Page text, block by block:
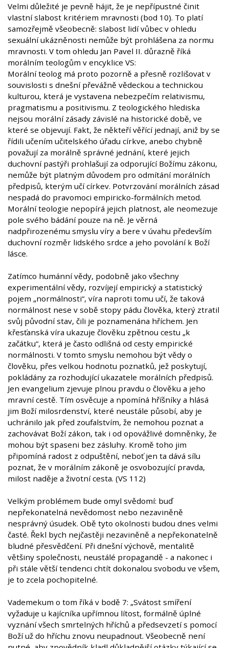
Velmi důležité je pevně hájit, že je nepřípustné činit
vlastní slabost kritériem mravnosti (bod 10). To platí
samozřejmě všeobecně: slabost lidí vůbec v ohledu
sexuální ukázněnosti nemůže být prohlášena za normu
mravnosti. V tom ohledu Jan Pavel II. důrazně říká
morálním teologům v encyklice VS:
Morální teolog má proto pozorně a přesně rozlišovat v
souvislosti s dnešní převážně vědeckou a technickou
kulturou, která je vystavena nebezpečím relativismu,
pragmatismu a positivismu. Z teologického hlediska
nejsou morální zásady závislé na historické době, ve
které se objevují. Fakt, že někteří věřící jednají, aniž by se
řídili učením učitelského úřadu církve, anebo chybně
považují za morálně správné jednání, které jejich
duchovní pastýři prohlašují za odporující Božímu zákonu,
nemůže být platným důvodem pro odmítání morálních
předpisů, kterým učí církev. Potvrzování morálních zásad
nespadá do pravomoci empiricko-formálních metod.
Morální teologie nepopírá jejich platnost, ale neomezuje
pole svého bádání pouze na ně. Je věrná
nadpřirozenému smyslu víry a bere v úvahu především
duchovní rozměr lidského srdce a jeho povolání k Boží
lásce.
Zatímco humánní vědy, podobně jako všechny
experimentální vědy, rozvíjejí empirický a statistický
pojem „normálnosti“, víra naproti tomu učí, že taková
normálnost nese v sobě stopy pádu člověka, který ztratil
svůj původní stav, čili je poznamenána hříchem. Jen
křesťanská víra ukazuje člověku zpětnou cestu „k
začátku“, která je často odlišná od cesty empirické
normálnosti. V tomto smyslu nemohou být vědy o
člověku, přes velkou hodnotu poznatků, jež poskytují,
pokládány za rozhodující ukazatele morálních předpisů.
Jen evangelium zjevuje plnou pravdu o člověku a jeho
mravní cestě. Tím osvěcuje a npomíná hříšníky a hlásá
jim Boží milosrdenství, které neustále působí, aby je
uchránilo jak před zoufalstvím, že nemohou poznat a
zachovávat Boží zákon, tak i od opovážlivé domněnky, že
mohou být spaseni bez zásluhy. Kromě toho jim
připomíná radost z odpuštění, neboť jen ta dává sílu
poznat, že v morálním zákoně je osvobozující pravda,
milost naděje a životní cesta. (VS 112)
Velkým problémem bude omyl svědomí: buď
nepřekonatelná nevědomost nebo nezaviněně
nesprávný úsudek. Obě tyto okolnosti budou dnes velmi
časté. Řekl bych nejčastěji nezaviněně a nepřekonatelně
bludné přesvědčení. Při dnešní výchově, mentalitě
většiny společnosti, neustálé propagandě - a nakonec i
při stále větší tendenci chtít dokonalou svobodu ve všem,
je to zcela pochopitelné.
Vademekum o tom říká v bodě 7: „Svátost smíření
vyžaduje u kajícníka upřímnou lítost, formálně úplné
vyznání všech smrtelných hříchů a předsevzetí s pomocí
Boží už do hříchu znovu neupadnout. Všeobecně není